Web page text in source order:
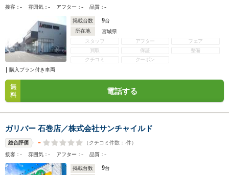
接客：- 雰囲気：- アフター：- 品質：-
掲載台数 9台
所在地
宮城県
スタッフ
アフター
フェア
買取
保証
整備
クチコミ
クーポン
購入プラン付き車両
無
料
電話する
ガリバー 石巻店／株式会社サンチャイルド
総合評価 - （クチコミ件数： -件）
接客：- 雰囲気：- アフター：- 品質：-
掲載台数 9台